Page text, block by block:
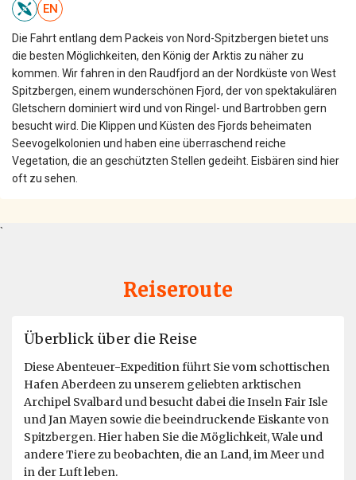
EN
Die Fahrt entlang dem Packeis von Nord-Spitzbergen bietet uns
die besten Möglichkeiten, den König der Arktis zu näher zu
kommen. Wir fahren in den Raudfjord an der Nordküste von West
Spitzbergen, einem wunderschönen Fjord, der von spektakulären
Gletschern dominiert wird und von Ringel- und Bartrobben gern
besucht wird. Die Klippen und Küsten des Fjords beheimaten
Seevogelkolonien und haben eine überraschend reiche
Vegetation, die an geschützten Stellen gedeiht. Eisbären sind hier
oft zu sehen.
`
Reiseroute
Überblick über die Reise
Diese Abenteuer-Expedition führt Sie vom schottischen
Hafen Aberdeen zu unserem geliebten arktischen
Archipel Svalbard und besucht dabei die Inseln Fair Isle
und Jan Mayen sowie die beeindruckende Eiskante von
Spitzbergen. Hier haben Sie die Möglichkeit, Wale und
andere Tiere zu beobachten, die an Land, im Meer und
in der Luft leben.